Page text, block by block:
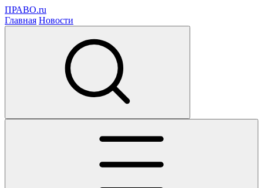
ПРАВО.ru
Главная Новости